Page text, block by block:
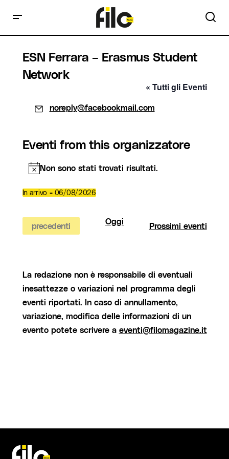
ESN Ferrara – Erasmus Student
Network
« Tutti gli Eventi
Email
noreply@facebookmail.com
Eventi from this organizzatore
Notice
Non sono stati trovati risultati.
In arrivo - 06/08/2026
data.Eventi
precedenti Oggi Prossimi eventi
La redazione non è responsabile di eventuali
inesattezze o variazioni nel programma degli
eventi riportati. In caso di annullamento,
variazione, modifica delle informazioni di un
evento potete scrivere a eventi@filomagazine.it